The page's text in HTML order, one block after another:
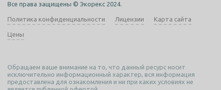
Все права защищены © Экорекс 2024.
Политика конфиденциальности Лицензии Карта сайта
Цены
Обращаем ваше внимание на то, что данный ресурс носит
исключительно информационный характер, вся информация
предоставлена для ознакомления и ни при каких условиях не